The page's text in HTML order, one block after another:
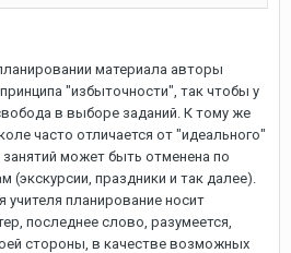
материала авторы
"избыточности", так чтобы у
в выборе заданий. К тому же
часто отличается от "идеального"
занятий может быть отменена по
(экскурсии, праздники и так далее).
планирование носит
последнее слово, разумеется,
стороны, в качестве возможных